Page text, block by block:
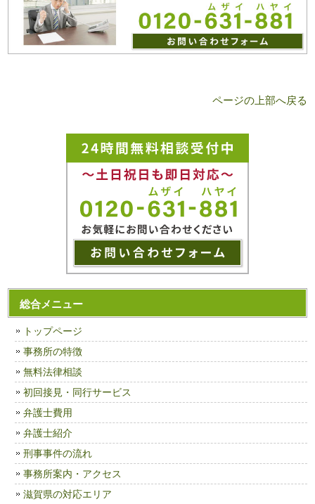
ページの上部へ戻る
総合メニュー
トップページ
事務所の特徴
無料法律相談
初回接見・同行サービス
弁護士費用
弁護士紹介
刑事事件の流れ
事務所案内・アクセス
滋賀県の対応エリア